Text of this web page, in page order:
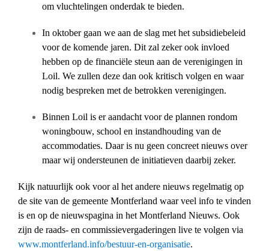
om vluchtelingen onderdak te bieden.
In oktober gaan we aan de slag met het subsidiebeleid
voor de komende jaren. Dit zal zeker ook invloed
hebben op de financiële steun aan de verenigingen in
Loil. We zullen deze dan ook kritisch volgen en waar
nodig bespreken met de betrokken verenigingen.
Binnen Loil is er aandacht voor de plannen rondom
woningbouw, school en instandhouding van de
accommodaties. Daar is nu geen concreet nieuws over
maar wij ondersteunen de initiatieven daarbij zeker.
Kijk natuurlijk ook voor al het andere nieuws regelmatig op
de site van de gemeente Montferland waar veel info te vinden
is en op de nieuwspagina in het Montferland Nieuws. Ook
zijn de raads- en commissievergaderingen live te volgen via
www.montferland.info/bestuur-en-organisatie.